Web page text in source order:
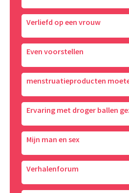
Verliefd op een vrouw
Even voorstellen
menstruatieproducten
Ervaring met droger ballen
Mijn man en sex
Verhalenforum